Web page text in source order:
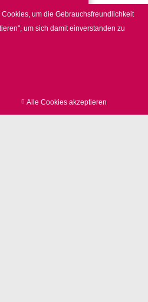
um die Gebrauchsfreundlichkeit
um sich damit einverstanden zu
Alle Cookies akzeptieren